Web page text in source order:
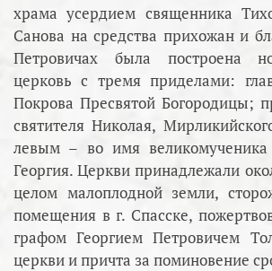
храма усердием священника
Санова на средства прихожан и
Петровичах была построена
церковь с тремя приделами:
Покрова Пресвятой Богородицы;
святителя Николая,
левым – во имя
Георгия. Церкви принадлежали
целом малоплодной земли,
помещения в г. Спасске,
графом Георгием Петровичем
церкви и причта за поминовение